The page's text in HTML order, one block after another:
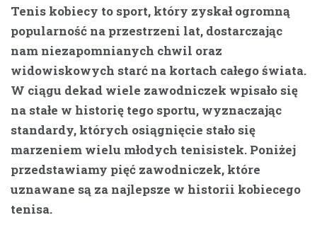
Tenis kobiecy to sport, który zyskał ogromną
popularność na przestrzeni lat, dostarczając
nam niezapomnianych chwil oraz
widowiskowych starć na kortach całego świata.
W ciągu dekad wiele zawodniczek wpisało się
na stałe w historię tego sportu, wyznaczając
standardy, których osiągnięcie stało się
marzeniem wielu młodych tenisistek. Poniżej
przedstawiamy pięć zawodniczek, które
uznawane są za najlepsze w historii kobiecego
tenisa.